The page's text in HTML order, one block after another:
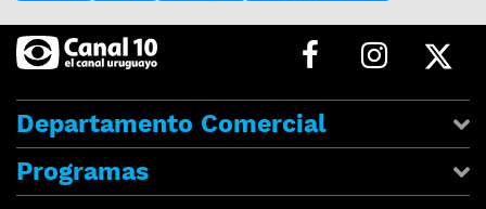
Departamento Comercial
Programas